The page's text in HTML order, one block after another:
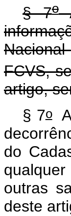
§ 7o
FCVS,
artigo,
§ 7o
do
outras
deste